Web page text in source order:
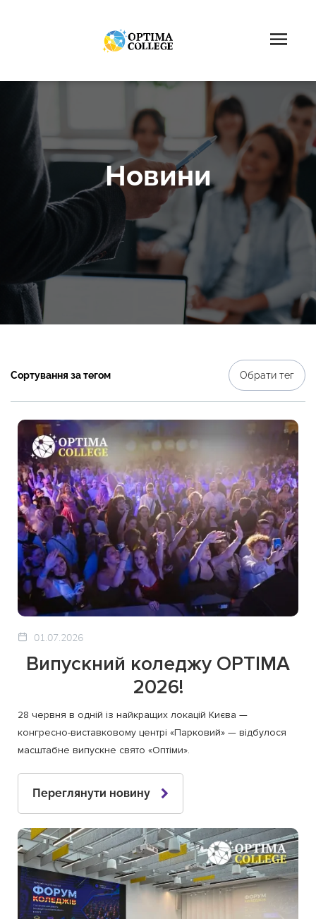
Новини
Сортування за тегом Обрати тег
01.07.2026
Випускний коледжу OPTIMA
2026!
28 червня в одній із найкращих локацій Києва —
конгресно-виставковому центрі «Парковий» — відбулося
масштабне випускне свято «Оптіми».
Переглянути новину